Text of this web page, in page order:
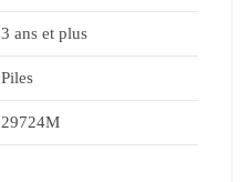
3 ans et plus
Piles
29724M